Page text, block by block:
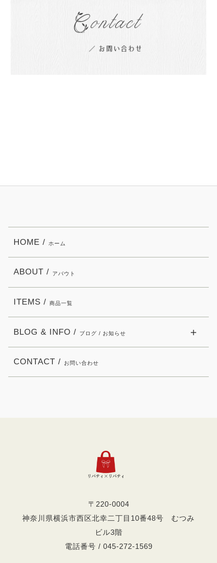
〒220-0004
神奈川県横浜市西区北幸二丁目10番48号 むつみ
ビル3階
電話番号 / 045-272-1569
HOME / ホーム
ABOUT / アバウト
ITEMS / 商品一覧
BLOG & INFO / ブログ / お知らせ
CONTACT / お問い合わせ